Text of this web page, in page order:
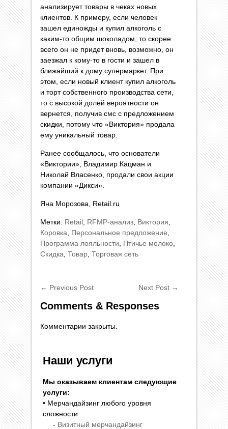
анализирует товары в чеках новых
клиентов. К примеру, если человек
зашел единожды и купил алкоголь с
каким-то общим шоколадом, то скорее
всего он не придет вновь, возможно, он
заезжал к кому-то в гости и зашел в
ближайший к дому супермаркет. При
этом, если новый клиент купил алкоголь
и торт собственного производства сети,
то с высокой долей вероятности он
вернется, получив смс с предложением
скидки, потому что «Виктория» продала
ему уникальный товар.
Ранее сообщалось, что основатели
«Виктории», Владимир Кацман и
Николай Власенко, продали свои акции
компании «Дикси».
Яна Морозова, Retail.ru
Метки: Retail RFMP-анализ Виктория
Коровка
Персональное предложение
Программа лояльности
Птичье молоко
Скидка Товар Торговая сеть
← Previous Post Next Post →
Comments & Responses
Комментарии закрыты.
Наши услуги
Мы оказываем клиентам следующие
услуги:
• Мерчандайзинг любого уровня
сложности
- Визитный мерчандайзинг